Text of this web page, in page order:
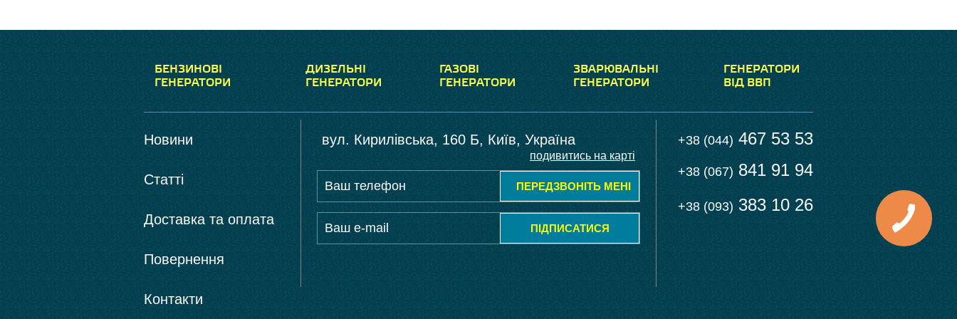
БЕНЗИНОВІ
ГЕНЕРАТОРИ
ДИЗЕЛЬНІ
ГЕНЕРАТОРИ
ГАЗОВІ
ГЕНЕРАТОРИ
ЗВАРЮВАЛЬНІ
ГЕНЕРАТОРИ
ГЕНЕРАТОРИ
ВІД ВВП
Новини
Статті
Доставка та оплата
Повернення
Контакти
вул. Кирилівська, 160 Б, Київ, Україна
подивитись на карті
ПЕРЕДЗВОНІТЬ МЕНІ
ПІДПИСАТИСЯ
+38 (044) 467 53 53
+38 (067) 841 91 94
+38 (093) 383 10 26